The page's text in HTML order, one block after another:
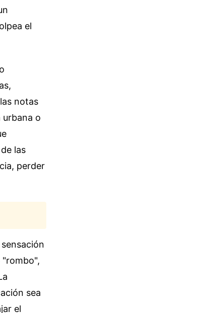
el
notas
urbana o
las
perder
"rombo",
sea
el